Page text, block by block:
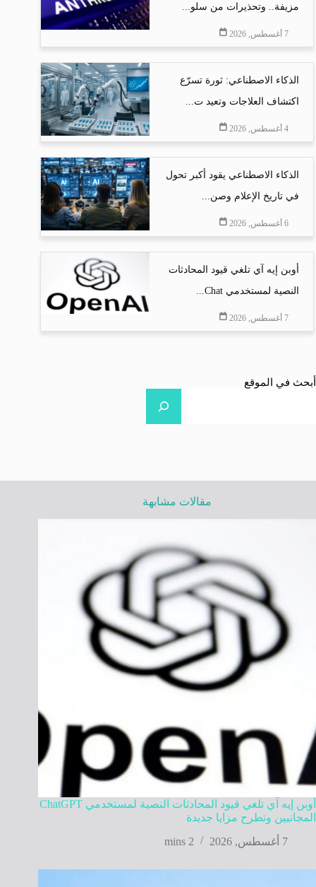
مزيفة.. وتحذيرات من سلو...
7 أغسطس, 2026
الذكاء الاصطناعي: ثورة تسرّع
اكتشاف العلاجات وتعيد ت...
4 أغسطس, 2026
الذكاء الاصطناعي يقود أكبر تحول
في تاريخ الإعلام وصن...
6 أغسطس, 2026
أوبن إيه آي تلغي قيود المحادثات
النصية لمستخدمي Chat...
7 أغسطس, 2026
أبحث في الموقع
مقالات مشابهة
أوبن إيه آي تلغي قيود المحادثات النصية لمستخدمي ChatGPT
المجانيين وتطرح مزايا جديدة
7 أغسطس, 2026
2 mins